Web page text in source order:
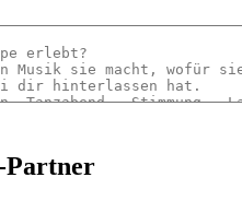
Partner